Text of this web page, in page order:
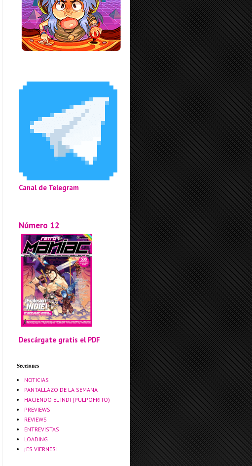
Canal de Telegram
Número 12
Descárgate gratis el PDF
Secciones
NOTICIAS
PANTALLAZO DE LA SEMANA
HACIENDO EL INDI (PULPOFRITO)
PREVIEWS
REVIEWS
ENTREVISTAS
LOADING
¡ES VIERNES!